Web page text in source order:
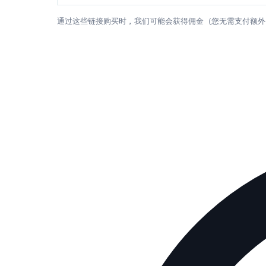
通过这些链接购买时，我们可能会获得佣金（您无需支付额